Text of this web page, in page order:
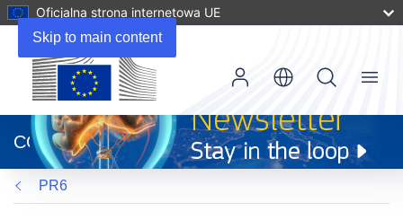
Skip to main content
Oficjalna strona internetowa UE
otworzy
się
w
nowym
oknie)
CORDIS
Menu
PR6